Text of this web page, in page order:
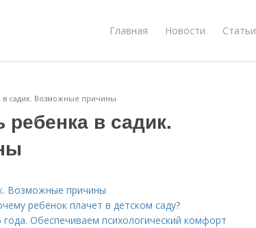
Главная Новости Статьи
в садик. Возможные причины
ребенка в садик.
Возможные причины
ребёнок плачет в детском саду?
года. Обеспечиваем психологический комфорт